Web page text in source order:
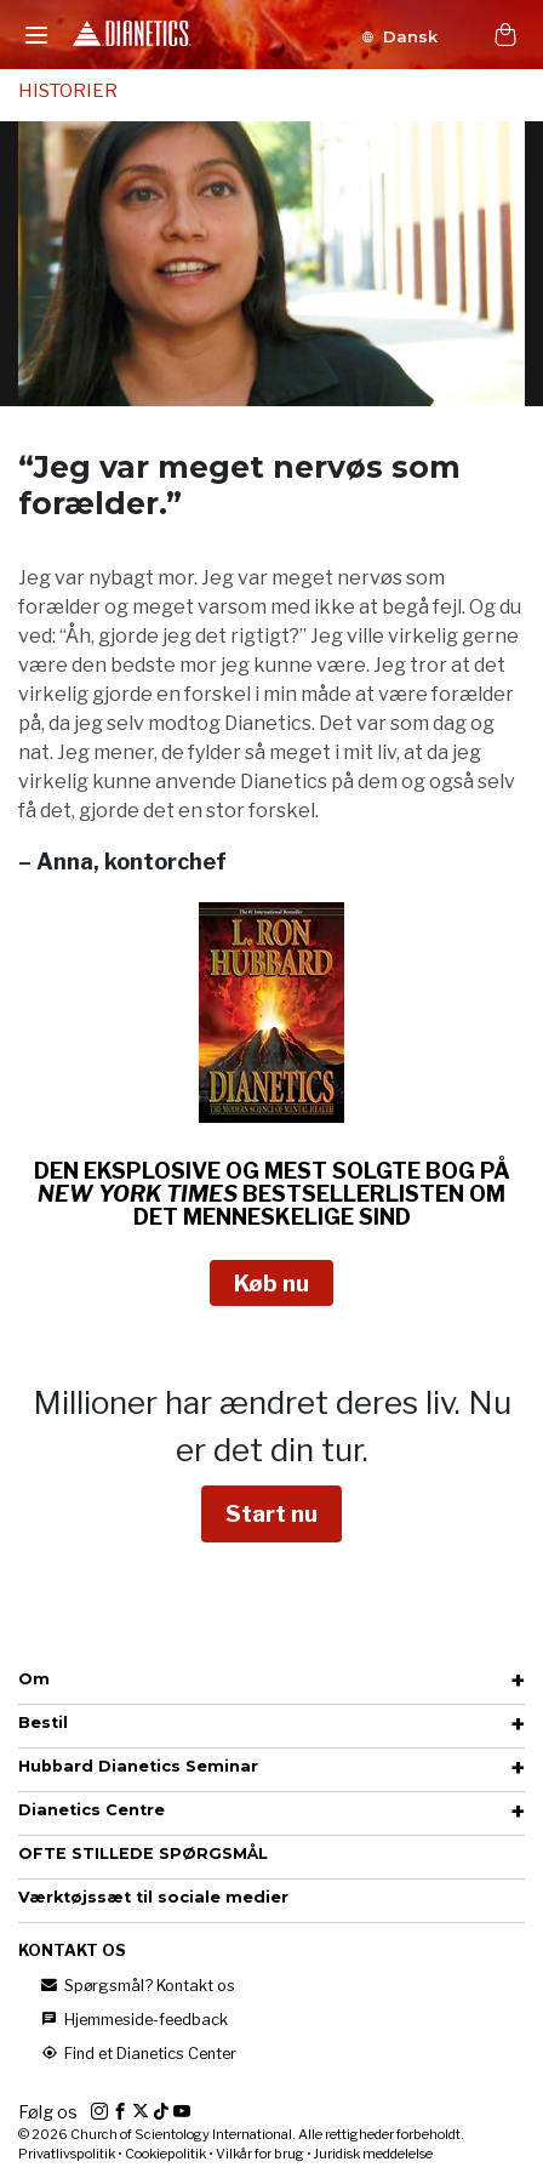
Dansk
HISTORIER
“Jeg var meget nervøs som
forælder.”
Jeg var nybagt mor. Jeg var meget nervøs som
forælder og meget varsom med ikke at begå fejl. Og du
ved: “Åh, gjorde jeg det rigtigt?” Jeg ville virkelig gerne
være den bedste mor jeg kunne være. Jeg tror at det
virkelig gjorde en forskel i min måde at være forælder
på, da jeg selv modtog Dianetics. Det var som dag og
nat. Jeg mener, de fylder så meget i mit liv, at da jeg
virkelig kunne anvende Dianetics på dem og også selv
få det, gjorde det en stor forskel.
– Anna, kontorchef
DEN EKSPLOSIVE OG MEST SOLGTE BOG PÅ
NEW YORK TIMES BESTSELLERLISTEN OM
DET MENNESKELIGE SIND
Køb nu
Millioner har ændret deres liv. Nu
er det din tur.
Start nu
Om
Bestil
Hubbard Dianetics Seminar
Dianetics Centre
OFTE STILLEDE SPØRGSMÅL
Værktøjssæt til sociale medier
KONTAKT OS
Spørgsmål? Kontakt os
Hjemmeside-feedback
Find et Dianetics Center
Følg os
© 2026 Church of Scientology International. Alle rettigheder forbeholdt.
Privatlivspolitik • Cookiepolitik • Vilkår for brug • Juridisk meddelelse